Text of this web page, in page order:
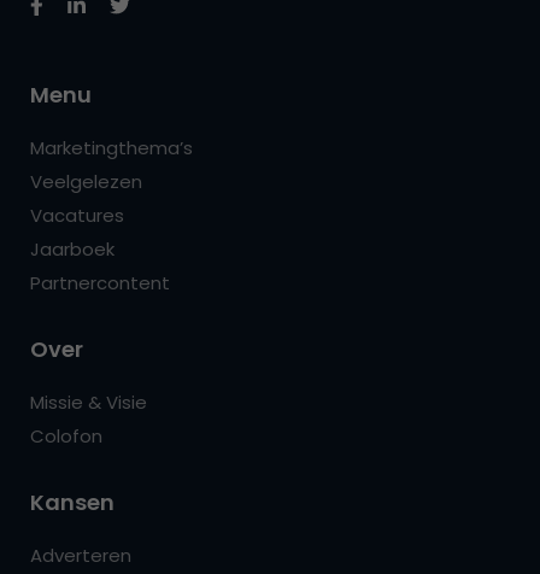
Menu
Marketingthema’s
Veelgelezen
Vacatures
Jaarboek
Partnercontent
Over
Missie & Visie
Colofon
Kansen
Adverteren